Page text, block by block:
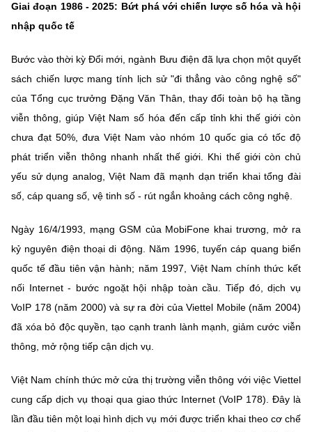
Giai đoạn 1986 - 2025: Bứt phá với chiến lược số hóa và hội
nhập quốc tế
Bước vào thời kỳ Đổi mới, ngành Bưu điện đã lựa chọn một quyết
sách chiến lược mang tính lịch sử "đi thẳng vào công nghệ số"
của Tổng cục trưởng Đặng Văn Thân, thay đổi toàn bộ hạ tầng
viễn thông, giúp Việt Nam số hóa đến cấp tỉnh khi thế giới còn
chưa đạt 50%, đưa Việt Nam vào nhóm 10 quốc gia có tốc độ
phát triển viễn thông nhanh nhất thế giới. Khi thế giới còn chủ
yếu sử dụng analog, Việt Nam đã mạnh dạn triển khai tổng đài
số, cáp quang số, vệ tinh số - rút ngắn khoảng cách công nghệ.
Ngày 16/4/1993, mạng GSM của MobiFone khai trương, mở ra
kỷ nguyên điện thoại di động. Năm 1996, tuyến cáp quang biển
quốc tế đầu tiên vận hành; năm 1997, Việt Nam chính thức kết
nối Internet - bước ngoặt hội nhập toàn cầu. Tiếp đó, dịch vụ
VoIP 178 (năm 2000) và sự ra đời của Viettel Mobile (năm 2004)
đã xóa bỏ độc quyền, tạo cạnh tranh lành mạnh, giảm cước viễn
thông, mở rộng tiếp cận dịch vụ.
Việt Nam chính thức mở cửa thị trường viễn thông với việc Viettel
cung cấp dịch vụ thoại qua giao thức Internet (VoIP 178). Đây là
lần đầu tiên một loại hình dịch vụ mới được triển khai theo cơ chế